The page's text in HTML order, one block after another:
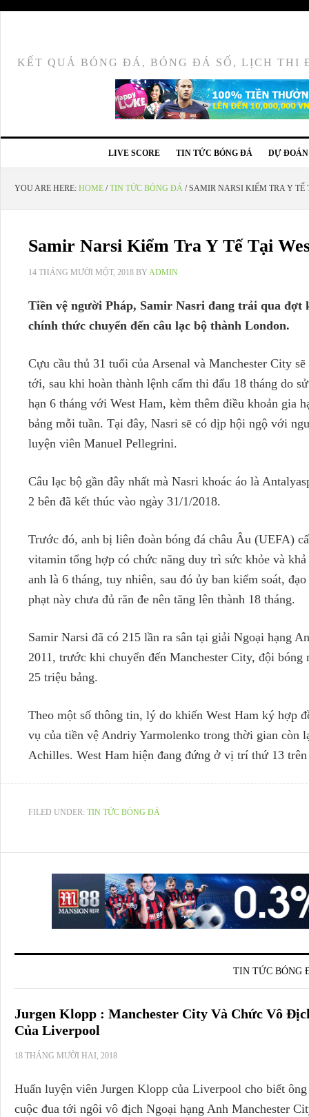
KẾT QUẢ BÓNG ĐÁ, BÓNG ĐÁ SỐ, LỊCH THI
LIVE SCORE TIN TỨC BÓNG ĐÁ DỰ
YOU ARE HERE: HOME / TIN TỨC BÓNG ĐÁ /SAMIR NARSI KIỂM TRA Y TẾ
Samir Narsi Kiểm Tra Y Tế Tại
14 THÁNG MƯỜI MỘT, 2018 BY ADMIN
Tiền vệ người Pháp, Samir Nasri đang trải qua
chính thức chuyển đến câu lạc bộ thành London.
Cựu cầu thủ 31 tuổi của Arsenal và Manchester City
tới, sau khi hoàn thành lệnh cấm thi đấu 18 tháng do
hạn 6 tháng với West Ham, kèm thêm điều khoản gia
bảng mỗi tuần. Tại đây, Nasri sẽ có dịp hội ngộ với
luyện viên Manuel Pellegrini.
Câu lạc bộ gần đây nhất mà Nasri khoác áo là
2 bên đã kết thúc vào ngày 31/1/2018.
Trước đó, anh bị liên đoàn bóng đá châu Âu (UEFA)
vitamin tổng hợp có chức năng duy trì sức khỏe và
anh là 6 tháng, tuy nhiên, sau đó ủy ban kiểm soát,
phạt này chưa đủ răn đe nên tăng lên thành 18 tháng.
Samir Narsi đã có 215 lần ra sân tại giải Ngoại hạng
2011, trước khi chuyển đến Manchester City, đội
25 triệu bảng.
Theo một số thông tin, lý do khiến West Ham ký hợp
vụ của tiền vệ Andriy Yarmolenko trong thời gian còn
Achilles. West Ham hiện đang đứng ở vị trí thứ 13
FILED UNDER: TIN TỨC BÓNG ĐÁ
TIN TỨC BÓNG
Jurgen Klopp : Manchester City Và Chức Vô
Của Liverpool
18 THÁNG MƯỜI HAI, 2018
Huấn luyện viên Jurgen Klopp của Liverpool cho biết
cuộc đua tới ngôi vô địch Ngoại hạng Anh Manchester